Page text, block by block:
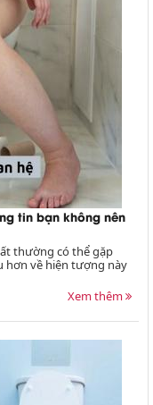
tin bạn không nên
thường có thể gặp
hơn về hiện tượng này
Xem thêm